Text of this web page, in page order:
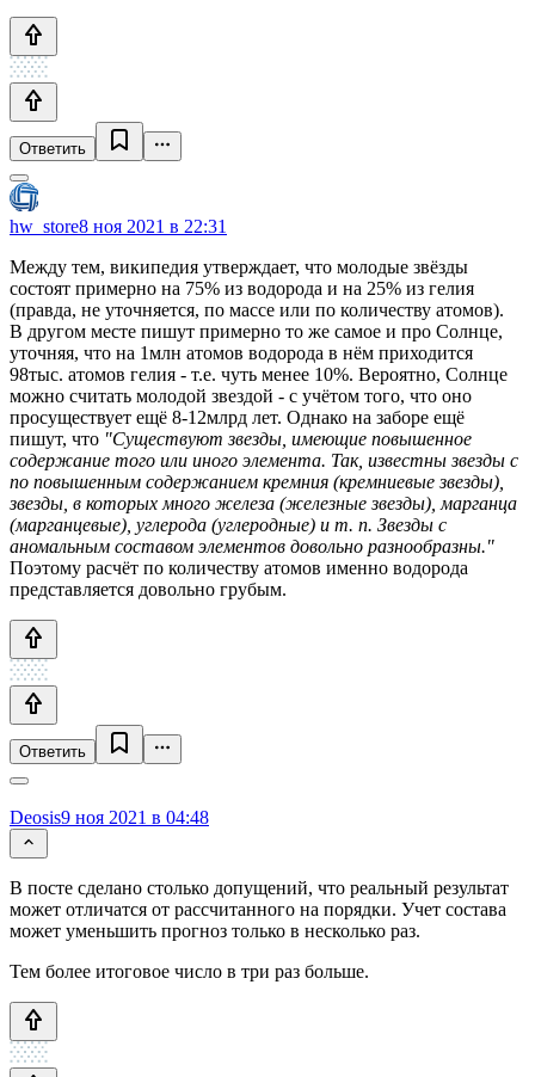
Ответить
hw_store8 ноя 2021 в 22:31
Между тем, википедия утверждает, что молодые звёзды
состоят примерно на 75% из водорода и на 25% из гелия
(правда, не уточняется, по массе или по количеству атомов).
В другом месте пишут примерно то же самое и про Солнце,
уточняя, что на 1млн атомов водорода в нём приходится
98тыс. атомов гелия - т.е. чуть менее 10%. Вероятно, Солнце
можно считать молодой звездой - с учётом того, что оно
просуществует ещё 8-12млрд лет. Однако на заборе ещё
пишут, что "Существуют звезды, имеющие повышенное
содержание того или иного элемента. Так, известны звезды с
по повышенным содержанием кремния (кремниевые звезды),
звезды, в которых много железа (железные звезды), марганца
(марганцевые), углерода (углеродные) и т. п. Звезды с
аномальным составом элементов довольно разнообразны."
Поэтому расчёт по количеству атомов именно водорода
представляется довольно грубым.
Ответить
Deosis9 ноя 2021 в 04:48
В посте сделано столько допущений, что реальный результат
может отличатся от рассчитанного на порядки. Учет состава
может уменьшить прогноз только в несколько раз.
Тем более итоговое число в три раз больше.